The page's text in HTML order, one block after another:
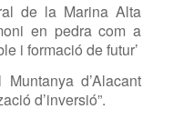
de la Marina Alta
en pedra com a
i formació de futur’
d’Alacant
d’inversió”.